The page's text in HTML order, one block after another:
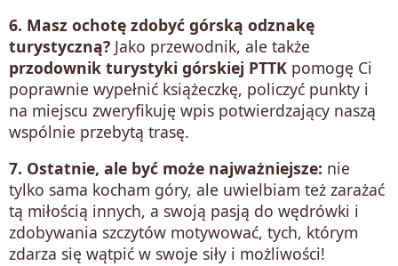
6. Masz ochotę zdobyć górską odznakę
turystyczną? Jako przewodnik, ale także
przodownik turystyki górskiej PTTK pomogę Ci
poprawnie wypełnić książeczkę, policzyć punkty i
na miejscu zweryfikuję wpis potwierdzający naszą
wspólnie przebytą trasę.
7. Ostatnie, ale być może najważniejsze: nie
tylko sama kocham góry, ale uwielbiam też zarażać
tą miłością innych, a swoją pasją do wędrówki i
zdobywania szczytów motywować, tych, którym
zdarza się wątpić w swoje siły i możliwości!